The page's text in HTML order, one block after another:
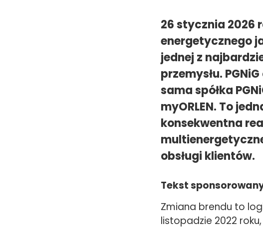
26 stycznia 2026
energetycznego
jednej z
przemysłu.
sama spółka
myORLEN. To
konsekwentna
obsługi klientów.
Tekst
Zmiana brendu to
listopadzie 2022